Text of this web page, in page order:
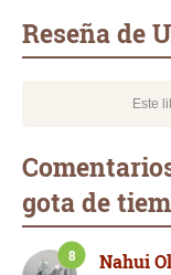
Reseña de
Este
gota de
Nahui
8